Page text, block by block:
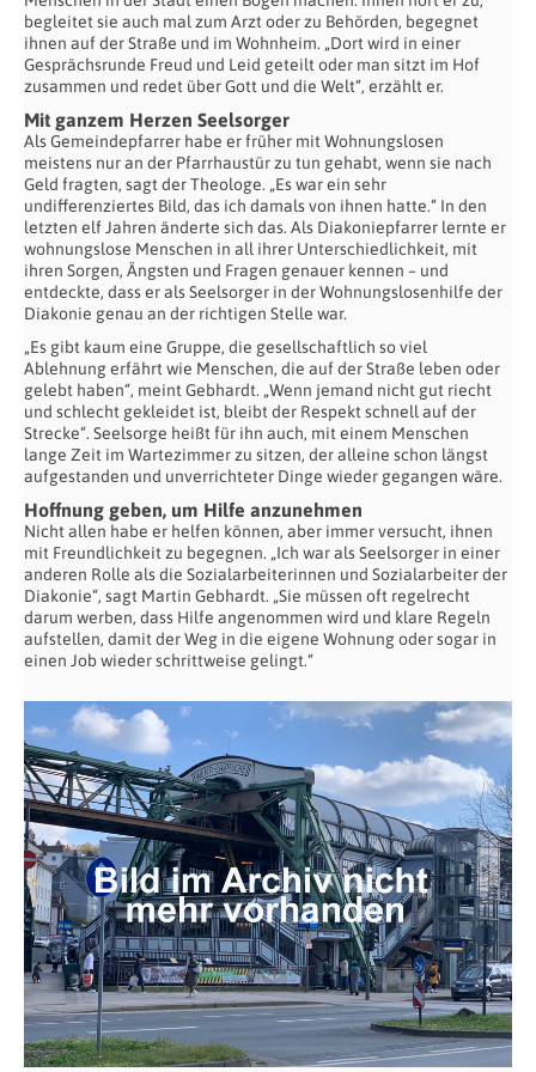
begleitet sie auch mal zum Arzt oder zu Behörden, begegnet
ihnen auf der Straße und im Wohnheim. „Dort wird in einer
Gesprächsrunde Freud und Leid geteilt oder man sitzt im Hof
zusammen und redet über Gott und die Welt“, erzählt er.
Mit ganzem Herzen Seelsorger
Als Gemeindepfarrer habe er früher mit Wohnungslosen
meistens nur an der Pfarrhaustür zu tun gehabt, wenn sie nach
Geld fragten, sagt der Theologe. „Es war ein sehr
undifferenziertes Bild, das ich damals von ihnen hatte.“ In den
letzten elf Jahren änderte sich das. Als Diakoniepfarrer lernte er
wohnungslose Menschen in all ihrer Unterschiedlichkeit, mit
ihren Sorgen, Ängsten und Fragen genauer kennen – und
entdeckte, dass er als Seelsorger in der Wohnungslosenhilfe der
Diakonie genau an der richtigen Stelle war.
„Es gibt kaum eine Gruppe, die gesellschaftlich so viel
Ablehnung erfährt wie Menschen, die auf der Straße leben oder
gelebt haben“, meint Gebhardt. „Wenn jemand nicht gut riecht
und schlecht gekleidet ist, bleibt der Respekt schnell auf der
Strecke“. Seelsorge heißt für ihn auch, mit einem Menschen
lange Zeit im Wartezimmer zu sitzen, der alleine schon längst
aufgestanden und unverrichteter Dinge wieder gegangen wäre.
Hoffnung geben, um Hilfe anzunehmen
Nicht allen habe er helfen können, aber immer versucht, ihnen
mit Freundlichkeit zu begegnen. „Ich war als Seelsorger in einer
anderen Rolle als die Sozialarbeiterinnen und Sozialarbeiter der
Diakonie“, sagt Martin Gebhardt. „Sie müssen oft regelrecht
darum werben, dass Hilfe angenommen wird und klare Regeln
aufstellen, damit der Weg in die eigene Wohnung oder sogar in
einen Job wieder schrittweise gelingt.“